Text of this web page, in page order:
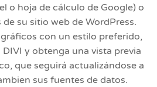
o hoja de cálculo de Google) o
su sitio web de WordPress.
con un estilo preferido,
y obtenga una vista previa
que seguirá actualizándose a
sus fuentes de datos.